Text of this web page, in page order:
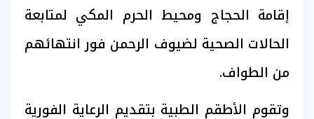
إقامة الحجاج ومحيط الحرم المكي لمتابعة
الحالات الصحية لضيوف الرحمن فور انتهائهم
من الطواف.
وتقوم الأطقم الطبية بتقديم الرعاية الفورية